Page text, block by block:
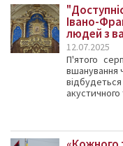
Івано-
людей з
12.07.2025
П'ятого
вшанування